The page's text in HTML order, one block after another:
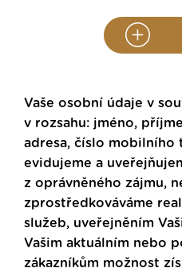
Vaše osobní údaje v
v rozsahu: jméno,
adresa, číslo mobilního
evidujeme a
z oprávněného zájmu,
zprostředkováváme
služeb, uveřejněním
Vašim aktuálním nebo
zákazníkům možnost